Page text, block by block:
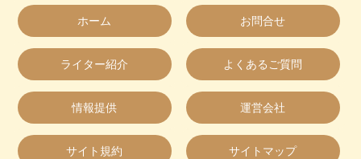
ホーム お問合せ
ライター紹介 よくあるご質問
情報提供 運営会社
サイト規約 サイトマップ